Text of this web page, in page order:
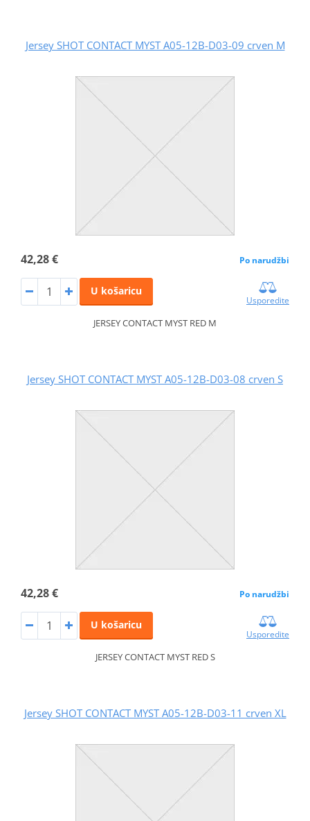
Jersey SHOT CONTACT MYST A05-12B-D03-09 crven M
42,28 € Po narudžbi
U košaricu
Usporedite
JERSEY CONTACT MYST RED M
Jersey SHOT CONTACT MYST A05-12B-D03-08 crven S
42,28 € Po narudžbi
U košaricu
Usporedite
JERSEY CONTACT MYST RED S
Jersey SHOT CONTACT MYST A05-12B-D03-11 crven XL